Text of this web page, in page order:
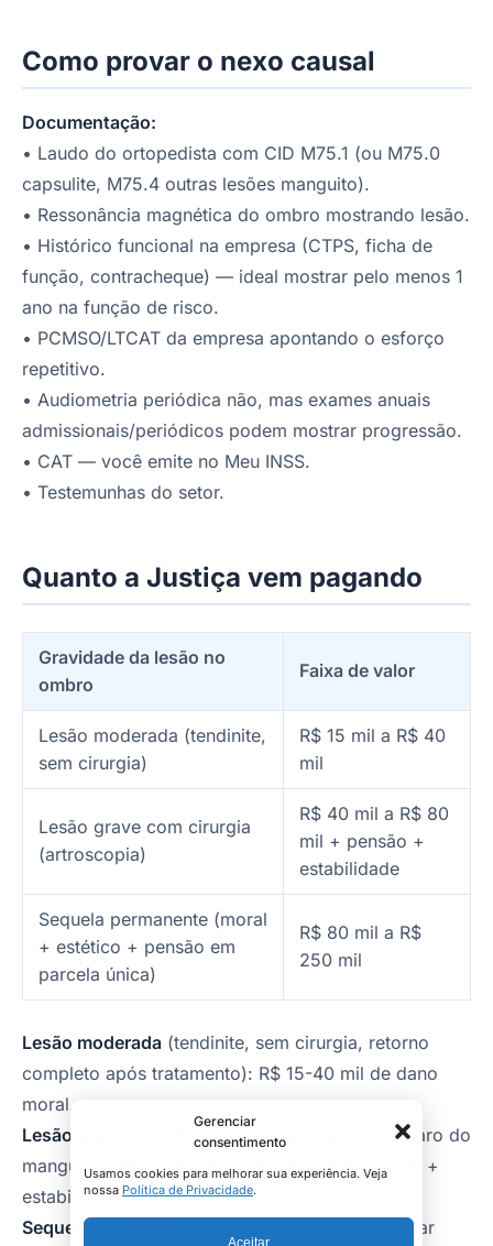
Gerenciar
consentimento
Usamos cookies para melhorar sua experiência. Veja
nossa Política de Privacidade.
Aceitar
Como provar o nexo causal
Documentação:
• Laudo do ortopedista com CID M75.1 (ou M75.0
capsulite, M75.4 outras lesões manguito).
• Ressonância magnética do ombro mostrando lesão.
• Histórico funcional na empresa (CTPS, ficha de
função, contracheque) — ideal mostrar pelo menos 1
ano na função de risco.
• PCMSO/LTCAT da empresa apontando o esforço
repetitivo.
• Audiometria periódica não, mas exames anuais
admissionais/periódicos podem mostrar progressão.
• CAT — você emite no Meu INSS.
• Testemunhas do setor.
Quanto a Justiça vem pagando
Gravidade da lesão no
ombro
Faixa de valor
Lesão moderada (tendinite,
sem cirurgia)
R$ 15 mil a R$ 40
mil
Lesão grave com cirurgia
(artroscopia)
R$ 40 mil a R$ 80
mil + pensão +
estabilidade
Sequela permanente (moral
+ estético + pensão em
parcela única)
R$ 80 mil a R$
250 mil
Lesão moderada (tendinite, sem cirurgia, retorno
completo após tratamento): R$ 15-40 mil de dano
moral.
Lesão grave com cirurgia(artroscopia para reparo do
manguito): R$ 40-80 mil + pensão proporcional +
estabilidade.
Sequela permanente
(impossibilidade de levantar